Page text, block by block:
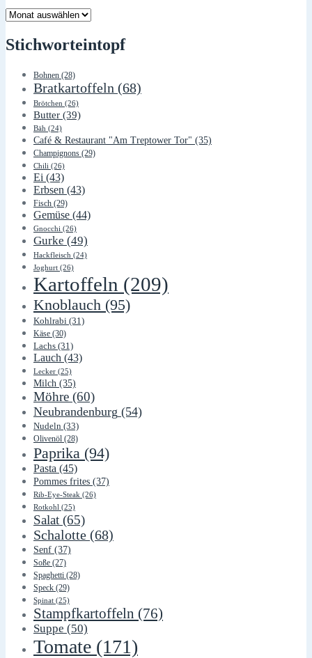
Lager
Stichworteintopf
Bohnen (28)
Bratkartoffeln (68)
Brötchen (26)
Butter (39)
Bäh (24)
Café & Restaurant "Am Treptower Tor" (35)
Champignons (29)
Chili (26)
Ei (43)
Erbsen (43)
Fisch (29)
Gemüse (44)
Gnocchi (26)
Gurke (49)
Hackfleisch (24)
Joghurt (26)
Kartoffeln (209)
Knoblauch (95)
Kohlrabi (31)
Käse (30)
Lachs (31)
Lauch (43)
Lecker (25)
Milch (35)
Möhre (60)
Neubrandenburg (54)
Nudeln (33)
Olivenöl (28)
Paprika (94)
Pasta (45)
Pommes frites (37)
Rib-Eye-Steak (26)
Rotkohl (25)
Salat (65)
Schalotte (68)
Senf (37)
Soße (27)
Spaghetti (28)
Speck (29)
Spinat (25)
Stampfkartoffeln (76)
Suppe (50)
Tomate (171)